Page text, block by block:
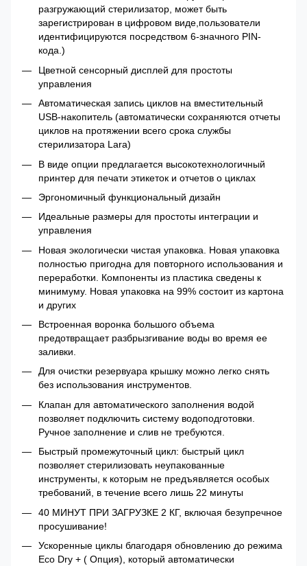
разгружающий стерилизатор, может быть
зарегистрирован в цифровом виде,пользователи
идентифицируются посредством 6-значного PIN-
кода.)
Цветной сенсорный дисплей для простоты
управления
Автоматическая запись циклов на вместительный
USB-накопитель (автоматически сохраняются отчеты
циклов на протяжении всего срока службы
стерилизатора Lara)
В виде опции предлагается высокотехнологичный
принтер для печати этикеток и отчетов о циклах
Эргономичный функциональный дизайн
Идеальные размеры для простоты интеграции и
управления
Новая экологически чистая упаковка. Новая упаковка
полностью пригодна для повторного использования и
переработки. Компоненты из пластика сведены к
минимуму. Новая упаковка на 99% состоит из картона
и других
Встроенная воронка большого объема
предотвращает разбрызгивание воды во время ее
заливки.
Для очистки резервуара крышку можно легко снять
без использования инструментов.
Клапан для автоматического заполнения водой
позволяет подключить систему водоподготовки.
Ручное заполнение и слив не требуются.
Быстрый промежуточный цикл: быстрый цикл
позволяет стерилизовать неупакованные
инструменты, к которым не предъявляется особых
требований, в течение всего лишь 22 минуты
40 МИНУТ ПРИ ЗАГРУЗКЕ 2 КГ, включая безупречное
просушивание!
Ускоренные циклы благодаря обновлению до режима
Eco Dry + ( Опция), который автоматически